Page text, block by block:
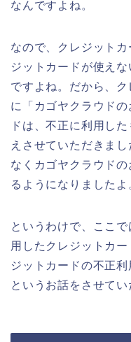
なんですよね。
なので、クレジット
ジットカードが使え
ですよね。だから、
に「カゴヤクラウド
ドは、不正に利用し
えさせていただきま
なくカゴヤクラウド
るようになりましたよ
というわけで、ここ
用したクレジットカ
ジットカードの不正
というお話をさせてい